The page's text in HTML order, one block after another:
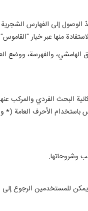
إلى الفهارس
منها عبر خيار
الهامشي، والفهرسة،
البحث الفردي والمركب
الأحرف العامة
وشروحاتها.
للمستخدمين الرجوع إلى